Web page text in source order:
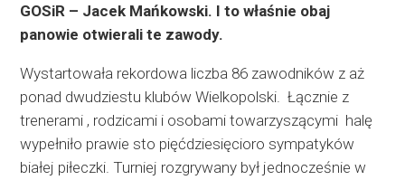
GOSiR – Jacek Mańkowski. I to właśnie obaj
panowie otwierali te zawody.
Wystartowała rekordowa liczba 86 zawodników z aż
ponad dwudziestu klubów Wielkopolski.
Łącznie z
trenerami , rodzicami i osobami towarzyszącymi halę
wypełniło prawie sto pięćdziesięcioro sympatyków
białej piłeczki. Turniej rozgrywany był jednocześnie w